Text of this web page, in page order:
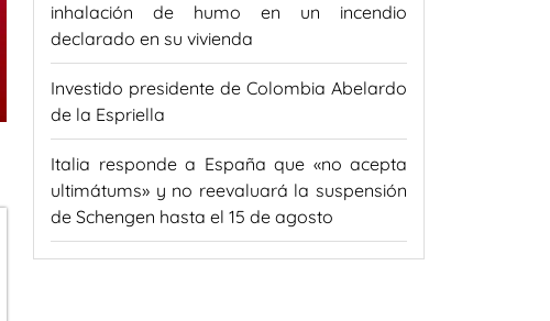
inhalación de humo en un incendio
declarado en su vivienda
Investido presidente de Colombia Abelardo
de la Espriella
Italia responde a España que «no acepta
ultimátums» y no reevaluará la suspensión
de Schengen hasta el 15 de agosto